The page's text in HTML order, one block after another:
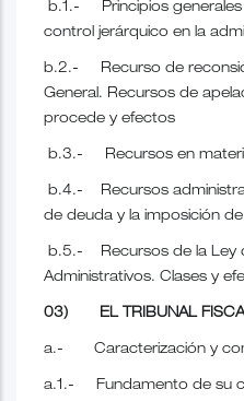
b.1.- Principios generales
control jerárquico en la
b.2.- Recurso de
General. Recursos de
procede y efectos
b.3.- Recursos en
b.4.- Recursos
de deuda y la imposición
b.5.- Recursos de la Ley
Administrativos. Clases y
03) EL TRIBUNAL
a.- Caracterización y
a.1.- Fundamento de su